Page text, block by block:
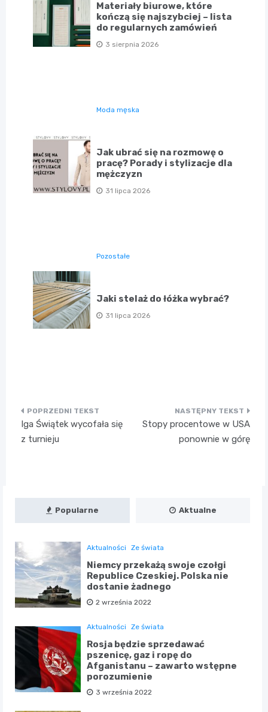
Materiały biurowe, które
kończą się najszybciej – lista
do regularnych zamówień
3 sierpnia 2026
Moda męska
Jak ubrać się na rozmowę o
pracę? Porady i stylizacje dla
mężczyzn
31 lipca 2026
Pozostałe
Jaki stelaż do łóżka wybrać?
31 lipca 2026
Nawigacja
wpisu
Iga Świątek wycofała się
z turnieju
Stopy procentowe w USA
ponownie w górę
Popularne Aktualne
Aktualności Ze świata
Niemcy przekażą swoje czołgi
Republice Czeskiej. Polska nie
dostanie żadnego
2 września 2022
Aktualności Ze świata
Rosja będzie sprzedawać
pszenicę, gaz i ropę do
Afganistanu – zawarto wstępne
porozumienie
3 września 2022